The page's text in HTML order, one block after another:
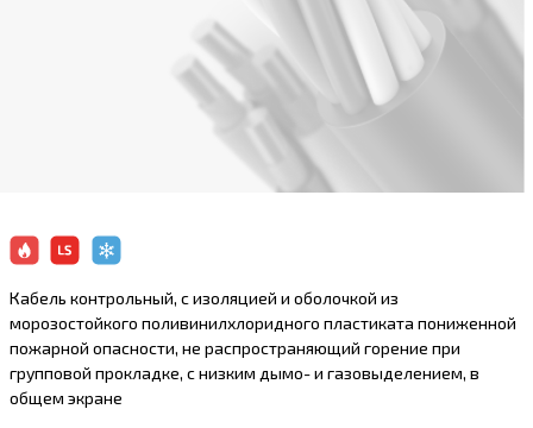
Кабель контрольный, с изоляцией и оболочкой из
морозостойкого поливинилхлоридного пластиката пониженной
пожарной опасности, не распространяющий горение при
групповой прокладке, с низким дымо- и газовыделением, в
общем экране